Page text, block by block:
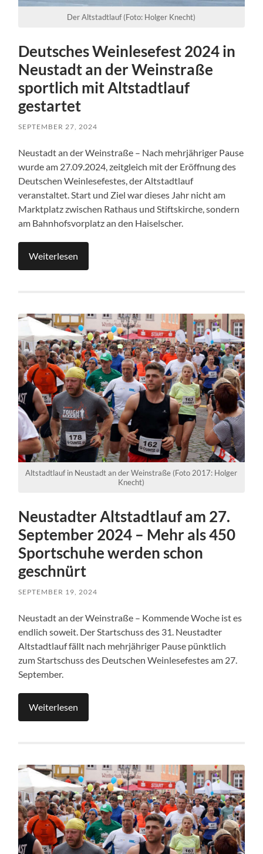
Der Altstadtlauf (Foto: Holger Knecht)
Deutsches Weinlesefest 2024 in
Neustadt an der Weinstraße
sportlich mit Altstadtlauf
gestartet
SEPTEMBER 27, 2024
Neustadt an der Weinstraße – Nach mehrjähriger Pause
wurde am 27.09.2024, zeitgleich mit der Eröffnung des
Deutschen Weinlesefestes, der Altstadtlauf
veranstaltet. Start und Ziel war dieses Jahr nicht am
Marktplatz zwischen Rathaus und Stiftskirche, sondern
am Bahnhofsvorplatz an den Haiselscher.
Weiterlesen
Altstadtlauf in Neustadt an der Weinstraße (Foto 2017: Holger
Knecht)
Neustadter Altstadtlauf am 27.
September 2024 – Mehr als 450
Sportschuhe werden schon
geschnürt
SEPTEMBER 19, 2024
Neustadt an der Weinstraße – Kommende Woche ist es
endlich soweit. Der Startschuss des 31. Neustadter
Altstadtlauf fällt nach mehrjähriger Pause pünktlich
zum Startschuss des Deutschen Weinlesefestes am 27.
September.
Weiterlesen